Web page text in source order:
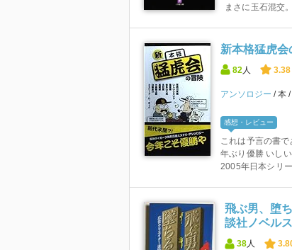
まさに玉石混交。
新本格猛虎会
82 人 3.38
アンソロジー 本
感想・レビュー
これは予言の
年ぶり優勝 いし
2005年日本シリ
飛ぶ男、堕
談社ノベル
38人